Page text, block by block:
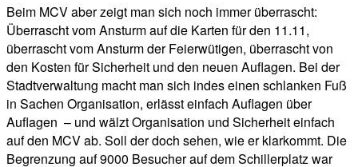
Beim MCV aber zeigt man sich noch immer überrascht:
Überrascht vom Ansturm auf die Karten für den 11.11,
überrascht vom Ansturm der Feierwütigen, überrascht von
den Kosten für Sicherheit und den neuen Auflagen. Bei der
Stadtverwaltung macht man sich indes einen schlanken Fuß
in Sachen Organisation, erlässt einfach Auflagen über
Auflagen – und wälzt Organisation und Sicherheit einfach
auf den MCV ab. Soll der doch sehen, wie er klarkommt. Die
Begrenzung auf 9000 Besucher auf dem Schillerplatz war